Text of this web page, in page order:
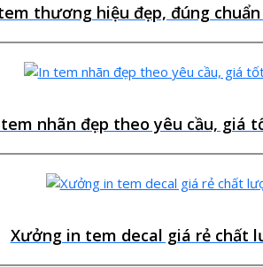
thương hiệu đẹp, đúng
nhãn đẹp theo yêu cầu, giá
Xưởng in tem decal giá rẻ chất